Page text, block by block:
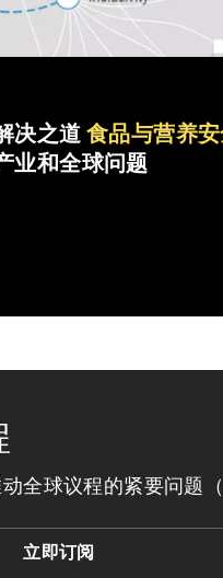
决之道食品与营养
业和全球问题
全球议程的紧要问题（
立即订阅